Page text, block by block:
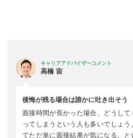
キャリアアドバイザーコメント
高橋 宙
後悔が残る場合は誰かに吐き出そう
面接時間が長かった場合、どうし
ってしまうという人も多いでしょ
てただ単に面接結果が気になる、